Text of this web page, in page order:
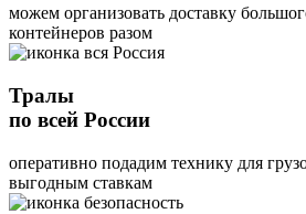
можем организовать доставку
контейнеров разом
Тралы
по всей России
оперативно подадим технику для
выгодным ставкам